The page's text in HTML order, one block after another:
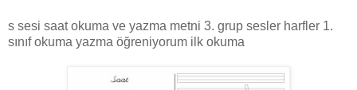
s sesi saat okuma ve yazma metni 3. grup sesler harfler 1.
sınıf okuma yazma öğreniyorum ilk okuma